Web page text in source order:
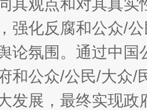
其观点和对其真实
，强化反腐和公众/
论氛围。通过中
和公众/公民/大众/
发展，最终实现